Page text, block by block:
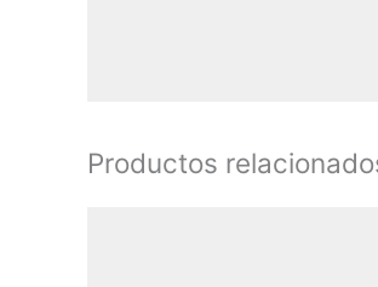
Productos